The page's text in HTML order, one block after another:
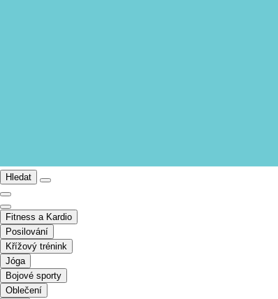
Hledat
Fitness a Kardio
Posilování
Křížový trénink
Jóga
Bojové sporty
Oblečení